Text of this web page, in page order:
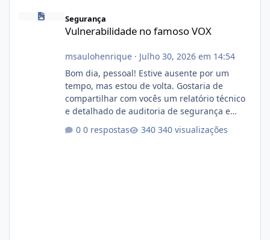
Vulnerabilidade no famoso VOX
Segurança
Vulnerabilidade no famoso VOX
msaulohenrique· Julho 30, 2026 em 14:54
Bom dia, pessoal! Estive ausente por um
tempo, mas estou de volta. Gostaria de
compartilhar com vocês um relatório técnico
e detalhado de auditoria de segurança e
conformidade referente ao VOXPANEL (versão
atualmente em circulação e comercialização
0 respostas 340 visualizações